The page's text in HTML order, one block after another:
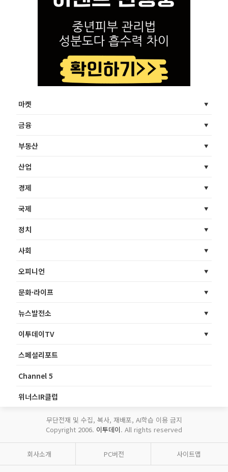
마켓
금융
부동산
산업
경제
국제
정치
사회
오피니언
문화·라이프
뉴스발전소
이투데이TV
스페셜리포트
Channel 5
위너스IR클럽
무단전재 및 수집, 복사, 재배포, AI학습 이용 금지
Copyright 2006. 이투데이. All rights reserved
회사소개 PC버전 사이트맵